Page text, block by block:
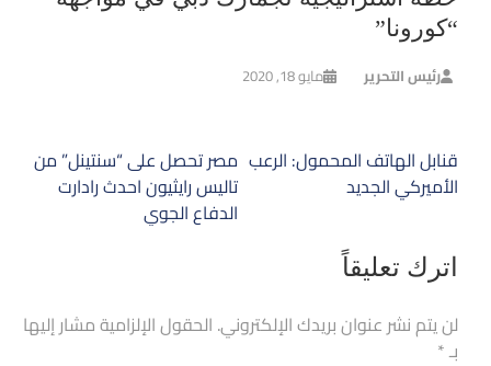
“كورونا”
رئيس التحرير مايو 18, 2020
تصفّح
المقالات
مصر تحصل على “سنتينل” من
تاليس رايثيون احدث رادارت
الدفاع الجوي
قنابل الهاتف المحمول: الرعب
الأميركي الجديد
اترك تعليقاً
لن يتم نشر عنوان بريدك الإلكتروني. الحقول الإلزامية مشار إليها
بـ*